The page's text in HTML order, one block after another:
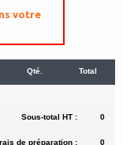
votre
Qté. Total
Sous-total HT : 0
de préparation : 0